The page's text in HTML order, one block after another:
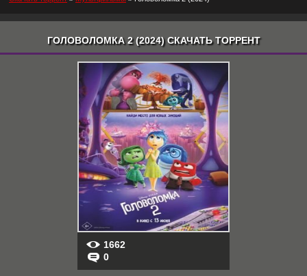
ГОЛОВОЛОМКА 2 (2024) СКАЧАТЬ ТОРРЕНТ
1662
0